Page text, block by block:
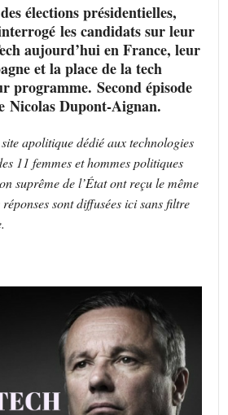
élections présidentielles,
les candidats sur leur
aujourd’hui en France, leur
et la place de la tech
programme. Second épisode
Nicolas Dupont-Aignan.
apolitique dédié aux technologies
11 femmes et hommes politiques
suprême de l’État ont reçu le même
sont diffusées ici sans filtre